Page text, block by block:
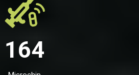
164